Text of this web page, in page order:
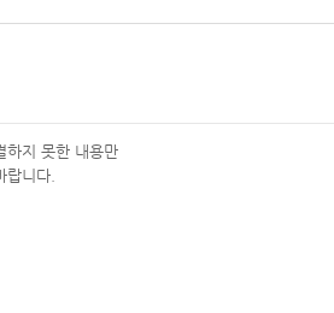
하지 못한 내용만
니다.